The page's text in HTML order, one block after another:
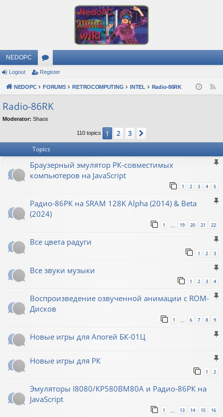
NEDOPC
or
u
m
s
Logout Register
NEDOPC FORUMS RETROCOMPUTING INTEL Radio-86RK
Radio-86RK
Moderator: Shaos
110 topics 1 2 3
Topics
Браузерный эмулятор РК-совместимых
компьютеров на JavaScript
1 2 3 4 5
Радио-86РК на SRAM 128K Alpha (2014) & Beta
(2024)
1 … 19 20 21 22
Все цвета радуги
1 2 3
Все звуки музыки
1 2 3 4
Воспроизведение озвученной анимации с ROM-
Дисков
1 6 7 8 9
Новые игры для Апогей БК-01Ц
Новые игры для РК
1 2
Эмуляторы I8080/КР580ВМ80A и Радио-86РК на
JavaScript
1 13 14 15 16